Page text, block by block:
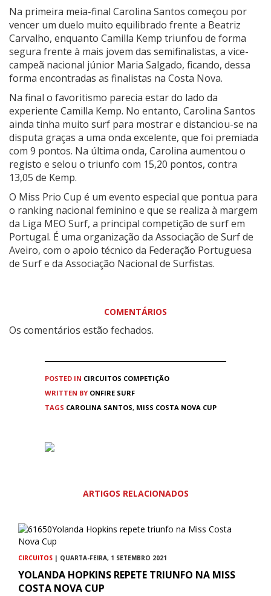
Na primeira meia-final Carolina Santos começou por
vencer um duelo muito equilibrado frente a Beatriz
Carvalho, enquanto Camilla Kemp triunfou de forma
segura frente à mais jovem das semifinalistas, a vice-
campeã nacional júnior Maria Salgado, ficando, dessa
forma encontradas as finalistas na Costa Nova.
Na final o favoritismo parecia estar do lado da
experiente Camilla Kemp. No entanto, Carolina Santos
ainda tinha muito surf para mostrar e distanciou-se na
disputa graças a uma onda excelente, que foi premiada
com 9 pontos. Na última onda, Carolina aumentou o
registo e selou o triunfo com 15,20 pontos, contra
13,05 de Kemp.
O Miss Prio Cup é um evento especial que pontua para
o ranking nacional feminino e que se realiza à margem
da Liga MEO Surf, a principal competição de surf em
Portugal. É uma organização da Associação de Surf de
Aveiro, com o apoio técnico da Federação Portuguesa
de Surf e da Associação Nacional de Surfistas.
COMENTÁRIOS
Os comentários estão fechados.
POSTED IN CIRCUITOS COMPETIÇÃO
WRITTEN BY ONFIRE SURF
TAGS CAROLINA SANTOS, MISS COSTA NOVA CUP
ARTIGOS RELACIONADOS
CIRCUITOS | QUARTA-FEIRA, 1 SETEMBRO 2021
YOLANDA HOPKINS REPETE TRIUNFO NA MISS
COSTA NOVA CUP